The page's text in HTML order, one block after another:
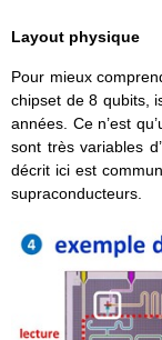
Layout physique
Pour mieux
chipset de 8 qubits,
années. Ce n’est
sont très variables
décrit ici est
supraconducteurs.